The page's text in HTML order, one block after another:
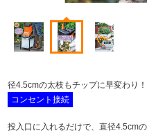
径4.5cmの太枝もチップに早変わり！
コンセント接続
投入口に入れるだけで、直径4.5cm